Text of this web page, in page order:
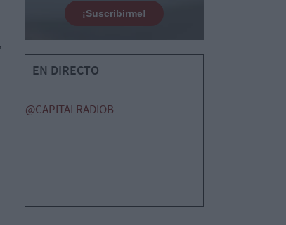
,
¡Suscribirme!
EN DIRECTO
@CAPITALRADIOB